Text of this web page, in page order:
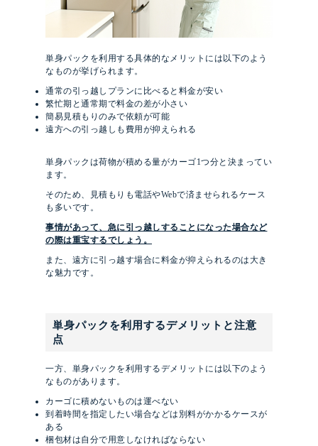
単身パックを利用する具体的なメリットには以下のよう
なものが挙げられます。
通常の引っ越しプランに比べると料金が安い
繁忙期と通常期で料金の差が小さい
簡易見積もりのみで依頼が可能
遠方への引っ越しも費用が抑えられる
単身パックは荷物が積める量がカーゴ1つ分と決まってい
ます。
そのため、見積もりも電話やWebで済ませられるケース
も多いです。
事情があって、急に引っ越しすることになった場合など
の際は重宝するでしょう。
また、遠方に引っ越す場合に料金が抑えられるのは大き
な魅力です。
単身パックを利用するデメリットと注意
点
一方、単身パックを利用するデメリットには以下のよう
なものがあります。
カーゴに積めないものは運べない
到着時間を指定したい場合などは別料がかかるケースが
ある
梱包材は自分で用意しなければならない